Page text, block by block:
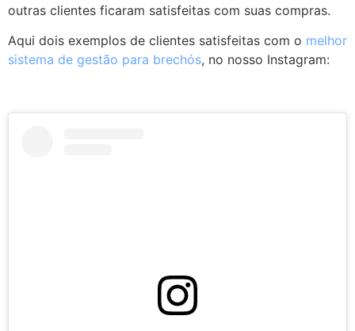
outras clientes ficaram satisfeitas com suas compras.
Aqui dois exemplos de clientes satisfeitas com o melhor
sistema de gestão para brechós, no nosso Instagram: